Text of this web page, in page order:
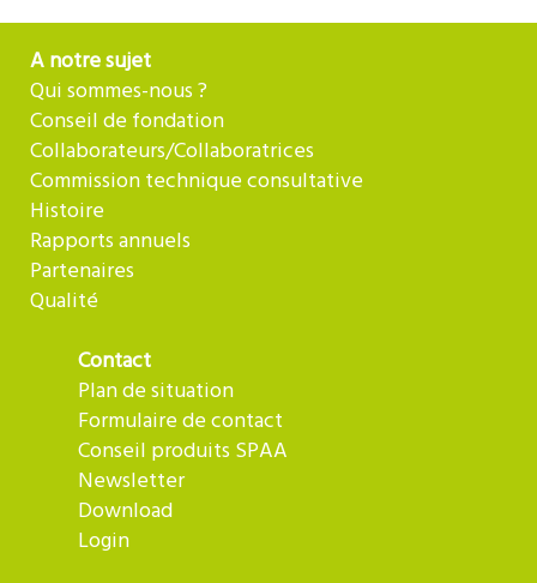
A notre sujet
Qui sommes-nous ?
Conseil de fondation
Collaborateurs/Collaboratrices
Commission technique consultative
Histoire
Rapports annuels
Partenaires
Qualité
Contact
Plan de situation
Formulaire de contact
Conseil produits SPAA
Newsletter
Download
Login